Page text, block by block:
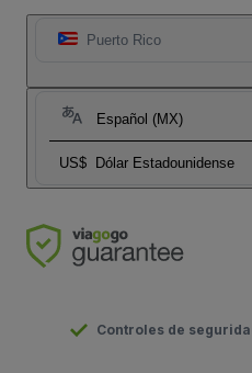
Puerto Rico
Español (MX)
US$ Dólar Estadounidense
Controles de